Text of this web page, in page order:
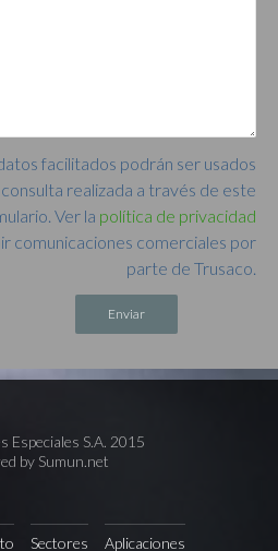
facilitados podrán ser usados
realizada a través de este
Ver la política de privacidad
comunicaciones comerciales por
parte de Trusaco.
Especiales S.A. 2015
by Sumun.net
Sectores Aplicaciones